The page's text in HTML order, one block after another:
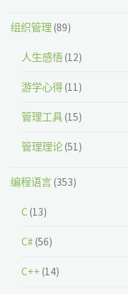
组织管理(89)
人生感悟(12)
游学心得(11)
管理工具(15)
管理理论(51)
编程语言(353)
C (13)
C# (56)
C++ (14)